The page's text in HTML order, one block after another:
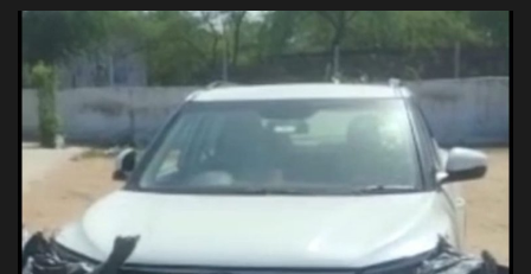
राजनीती
अपराध
मनोरंजन
खेल